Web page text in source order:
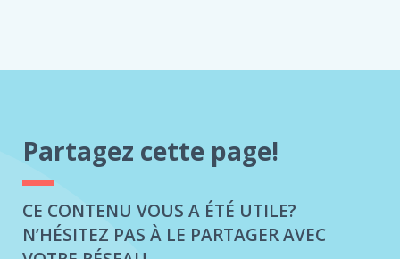
Partagez cette page!
CE CONTENU VOUS A ÉTÉ UTILE?
N’HÉSITEZ PAS À LE PARTAGER AVEC